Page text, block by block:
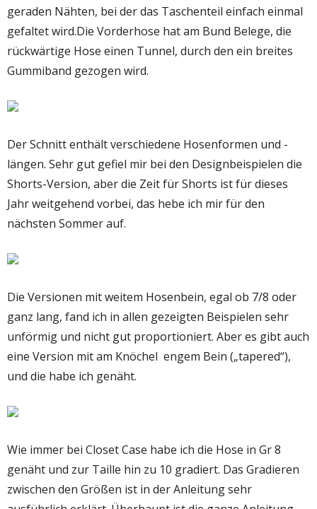
geraden Nähten, bei der das Taschenteil einfach einmal
gefaltet wird.Die Vorderhose hat am Bund Belege, die
rückwärtige Hose einen Tunnel, durch den ein breites
Gummiband gezogen wird.
Der Schnitt enthält verschiedene Hosenformen und -
längen. Sehr gut gefiel mir bei den Designbeispielen die
Shorts-Version, aber die Zeit für Shorts ist für dieses
Jahr weitgehend vorbei, das hebe ich mir für den
nächsten Sommer auf.
Die Versionen mit weitem Hosenbein, egal ob 7/8 oder
ganz lang, fand ich in allen gezeigten Beispielen sehr
unförmig und nicht gut proportioniert. Aber es gibt auch
eine Version mit am Knöchel engem Bein („tapered“),
und die habe ich genäht.
Wie immer bei Closet Case habe ich die Hose in Gr 8
genäht und zur Taille hin zu 10 gradiert. Das Gradieren
zwischen den Größen ist in der Anleitung sehr